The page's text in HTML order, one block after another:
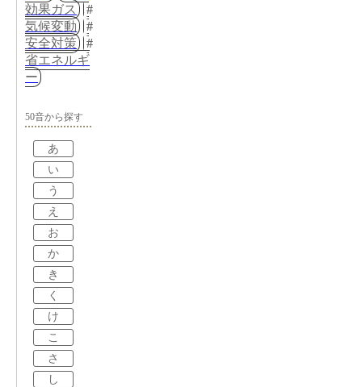
効果ガス
気候変動
安全対策
省エネルギ
ー
50音から探す
あ
い
う
え
お
か
き
く
け
こ
さ
し